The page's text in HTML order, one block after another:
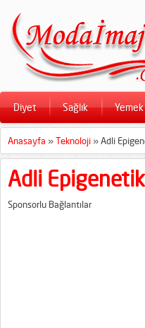
Diyet Sağlık
Anasayfa »Teknoloji »Adli
Adli
Sponsorlu Bağlantılar